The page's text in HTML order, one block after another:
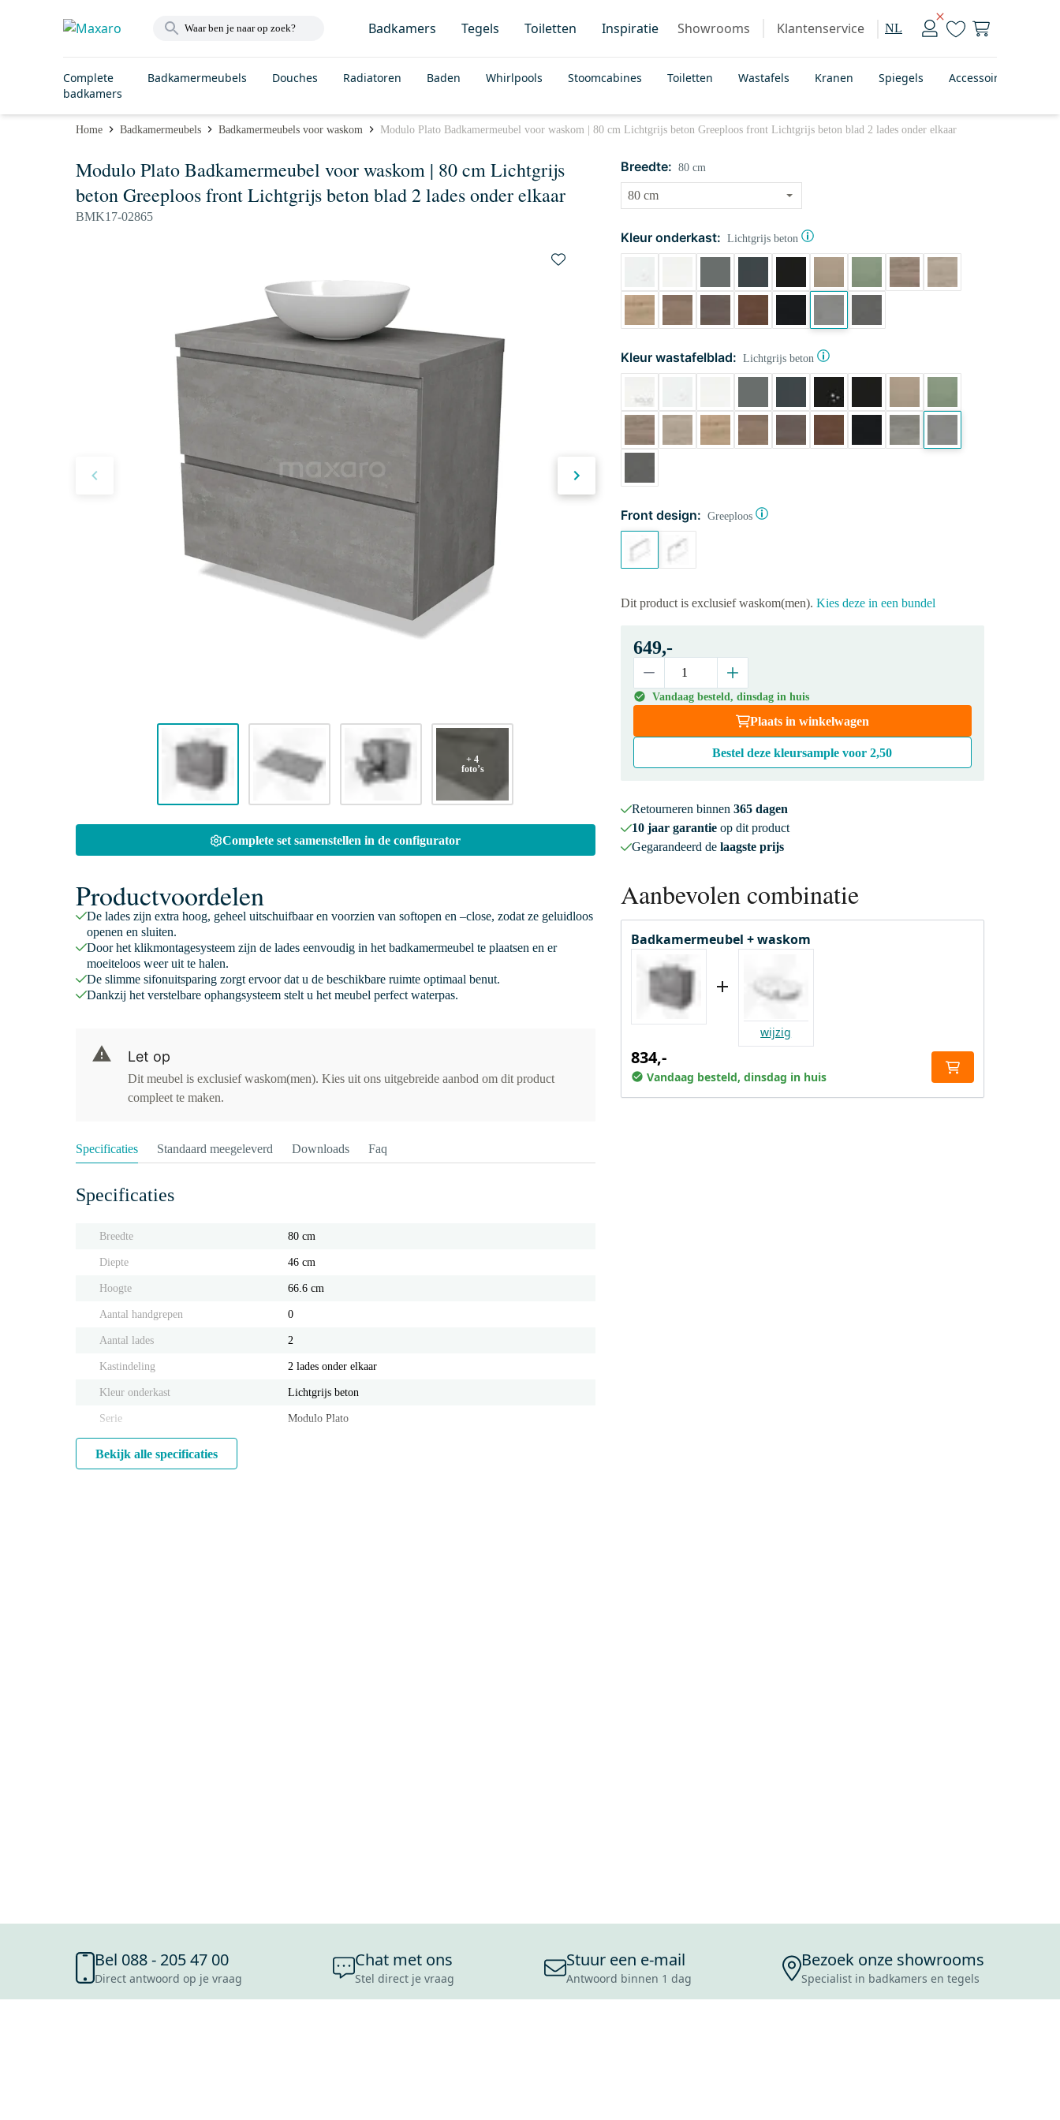
Badkamers Tegels Toiletten Inspiratie Showrooms Klantenservice NL
Complete
badkamers
Badkamermeubels Douches Radiatoren Baden Whirlpools Stoomcabines Toiletten Wastafels Kranen Spiegels Accessoires
Home Badkamermeubels Badkamermeubels voor waskom Modulo Plato Badkamermeubel voor waskom | 80 cm Lichtgrijs beton Greeploos front Lichtgrijs beton blad 2 lades onder elkaar
Modulo Plato Badkamermeubel voor waskom | 80 cm Lichtgrijs
beton Greeploos front Lichtgrijs beton blad 2 lades onder elkaar
BMK17-02865
+ 4
foto’s
Complete set samenstellen in de configurator
Dit product is exclusief waskom(men). Kies deze in een bundel
Breedte: 80 cm
Kleur onderkast: Lichtgrijs beton
Kleur wastafelblad: Lichtgrijs beton
Front design: Greeploos
649,-
Vandaag besteld, dinsdag in huis
Plaats in winkelwagen
Bestel deze kleursample voor2,50
Retourneren binnen 365 dagen
10 jaar garantieop dit product
Gegarandeerd de laagste prijs
Productvoordelen
De lades zijn extra hoog, geheel uitschuifbaar en voorzien van softopen en –close, zodat ze geluidloos
openen en sluiten.
Door het klikmontagesysteem zijn de lades eenvoudig in het badkamermeubel te plaatsen en er
moeiteloos weer uit te halen.
De slimme sifonuitsparing zorgt ervoor dat u de beschikbare ruimte optimaal benut.
Dankzij het verstelbare ophangsysteem stelt u het meubel perfect waterpas.
Let op
Dit meubel is exclusief waskom(men). Kies uit ons uitgebreide aanbod om dit product
compleet te maken.
Specificaties Standaard meegeleverd Downloads Faq
Specificaties
Breedte 80 cm
Diepte 46 cm
Hoogte 66.6 cm
Aantal handgrepen 0
Aantal lades 2
Kastindeling 2 lades onder elkaar
Kleur onderkast Lichtgrijs beton
Serie Modulo Plato
Bekijk alle specificaties
Aanbevolen combinatie
Badkamermeubel + waskom
wijzig
834,-
Vandaag besteld, dinsdag in huis
Bel 088 - 205 47 00
Direct antwoord op je vraag
Chat met ons
Stel direct je vraag
Stuur een e-mail
Antwoord binnen 1 dag
Bezoek onze showrooms
Specialist in badkamers en tegels